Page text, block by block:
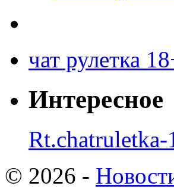
чат рулетка
Интересное
Rt.chatruletka-
© 2026 -